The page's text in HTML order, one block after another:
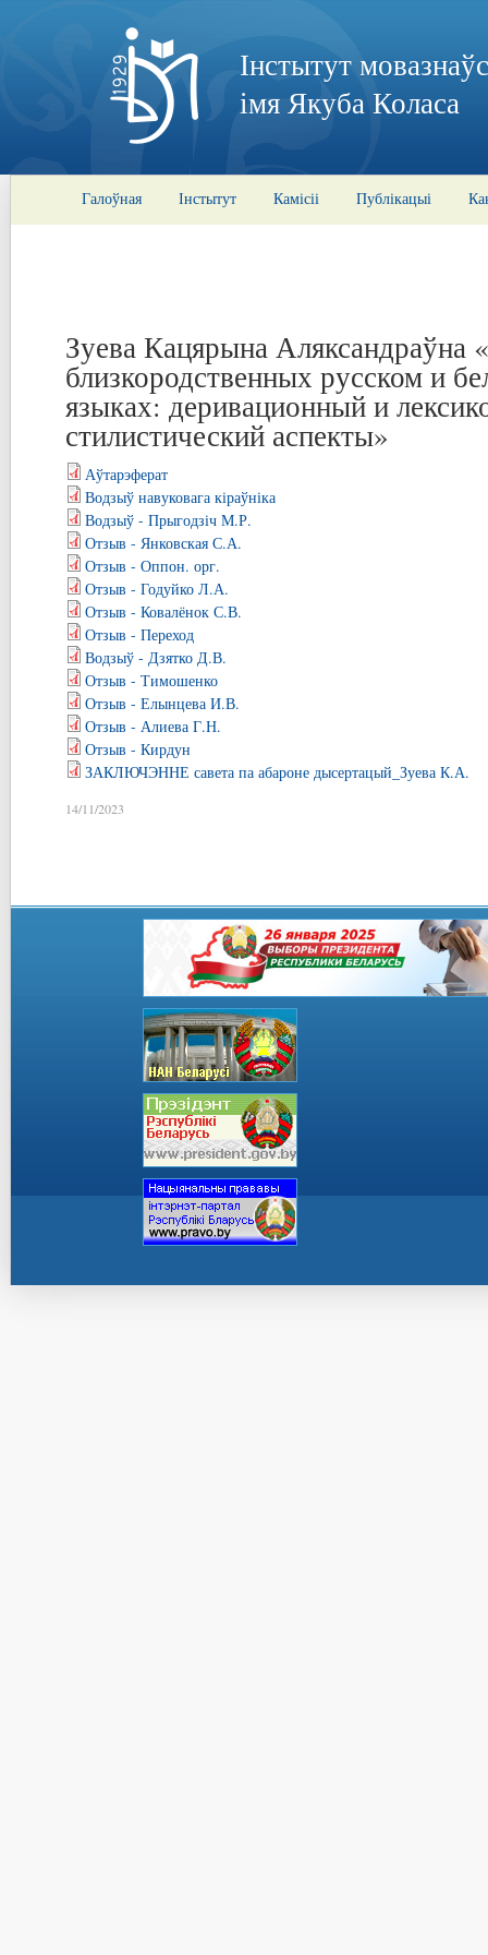
Інстытут
імя Якуба Коласа
Галоўная Інстытут Камісіі Публікацыі
Зуева Кацярына Аляксандраўна
близкородственных русском и
языках: деривационный и
стилистический аспекты»
Аўтарэферат
Водзыў навуковага кіраўніка
Водзыў - Прыгодзіч М.Р.
Отзыв - Янковская С.А.
Отзыв - Оппон. орг.
Отзыв - Годуйко Л.А.
Отзыв - Ковалёнок С.В.
Отзыв - Переход
Водзыў - Дзятко Д.В.
Отзыв - Тимошенко
Отзыв - Елынцева И.В.
Отзыв - Алиева Г.Н.
Отзыв - Кирдун
ЗАКЛЮЧЭННЕ савета па абароне дысертацый_Зуева К.А.
14/11/2023